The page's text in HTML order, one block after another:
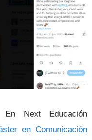
Next Educación
en Comunicación